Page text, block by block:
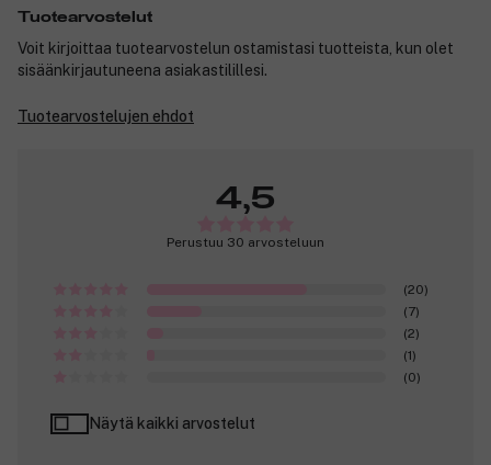
Tuotearvostelut
Voit kirjoittaa tuotearvostelun ostamistasi tuotteista, kun olet
sisäänkirjautuneena asiakastilillesi.
Tuotearvostelujen ehdot
4,5
Perustuu 30 arvosteluun
(20)
(7)
(2)
(1)
(0)
Näytä kaikki arvostelut